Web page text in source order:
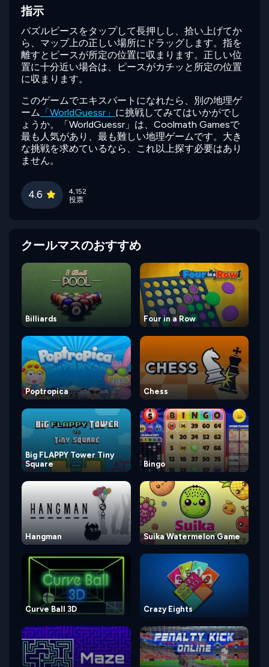
指示
パズルピースをタップして長押しし、拾い上げてか
ら、マップ上の正しい場所にドラッグします。指を
離すとピースが所定の位置に収まります。正しい位
置に十分近い場合は、ピースがカチッと所定の位置
に収まります。
このゲームでエキスパートになれたら、別の地理ゲ
ーム 「WorldGuessr」 に挑戦してみてはいかがでし
ょうか。「WorldGuessr」は、Coolmath Gamesで
最も人気があり、最も難しい地理ゲームです。大き
な挑戦を求めているなら、これ以上探す必要はあり
ません。
4.6
4,152
投票
クールマスのおすすめ
Billiards Four in a Row
Poptropica Chess
Big FLAPPY Tower Tiny
Square
Bingo
Hangman Suika Watermelon Game
Curve Ball 3D Crazy Eights